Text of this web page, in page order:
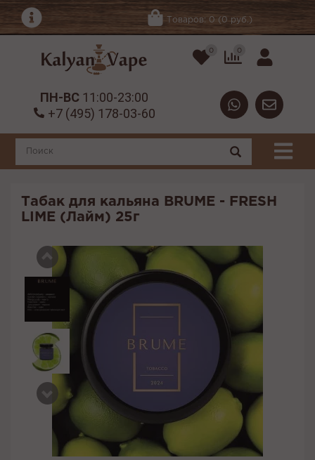
Товаров: 0 (0 руб.)
0 0
ПН-ВС 11:00-23:00
+7 (495) 178-03-60
Табак для кальяна BRUME - FRESH
LIME (Лайм) 25г